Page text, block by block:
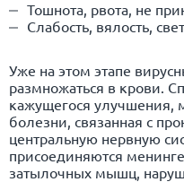
Тошнота, рвота, не
Слабость, вялость,
Уже на этом этапе
размножаться в крови .
кажущегося улучшения,
болезни, связанная с
центральную нервную
присоединяются
затылочных мышц,